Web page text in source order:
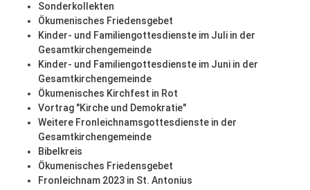
Sonderkollekten
Ökumenisches Friedensgebet
Kinder- und Familiengottesdienste im Juli in der
Gesamtkirchengemeinde
Kinder- und Familiengottesdienste im Juni in der
Gesamtkirchengemeinde
Ökumenisches Kirchfest in Rot
Vortrag "Kirche und Demokratie"
Weitere Fronleichnamsgottesdienste in der
Gesamtkirchengemeinde
Bibelkreis
Ökumenisches Friedensgebet
Fronleichnam 2023 in St. Antonius